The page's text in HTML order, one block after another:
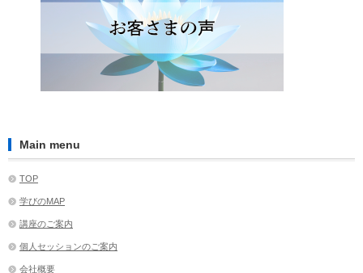
Main menu
TOP
学びのMAP
講座のご案内
個人セッションのご案内
会社概要